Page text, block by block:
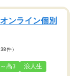
ンライン個別
38件）
高3 浪人生